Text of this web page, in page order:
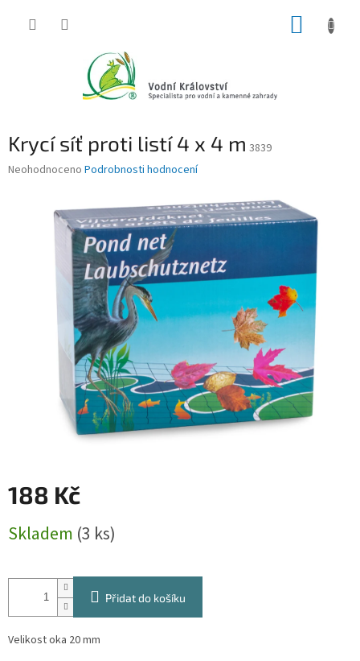
Krycí síť proti listí 4 x 4 m 3839
Průměrné
Neohodnoceno Podrobnosti hodnocení
188 Kč
cena:
Skladem (3 ks)
Přidat do košíku
Velikost oka 20 mm